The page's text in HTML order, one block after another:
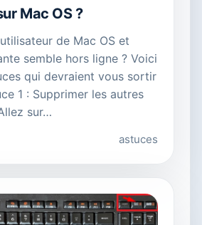
Mac OS ?
de Mac OS et
semble hors ligne ? Voici
qui devraient vous sortir
1 : Supprimer les autres
sur…
astuces